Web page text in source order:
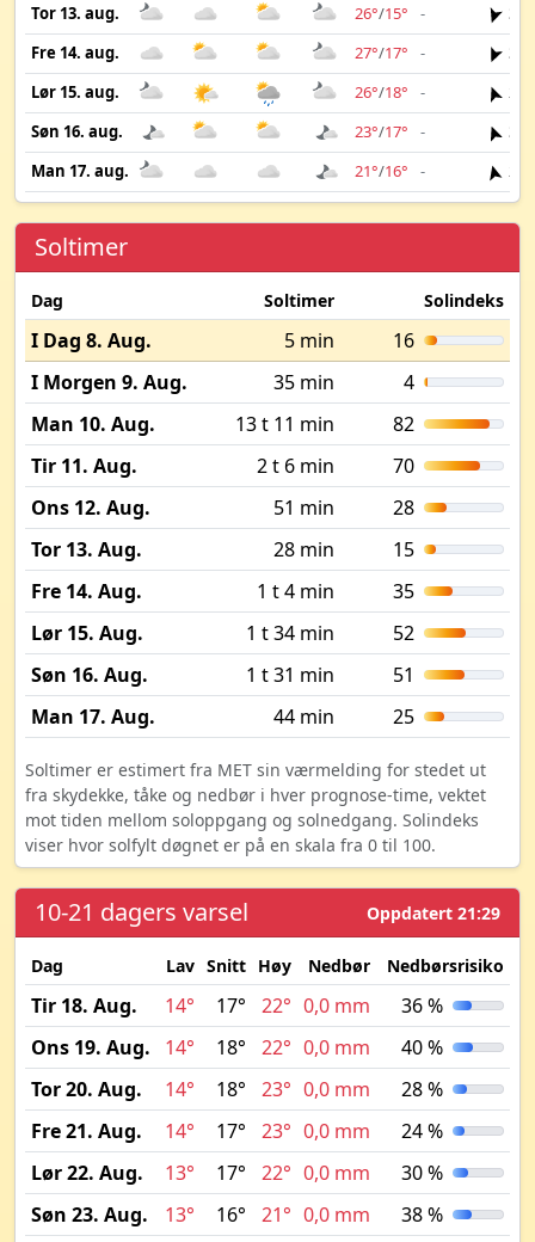
Tor 13. aug.
26°/15° -
3
Fre 14. aug.
27°/17° -
3
Lør 15. aug.
26°/18° -
2
Søn 16. aug.
23°/17° -
3
Man 17. aug.
21°/16° - 2
Soltimer
Dag Soltimer Solindeks
I Dag 8. Aug. 5 min
16
I Morgen 9. Aug.
35 min
4
Man 10. Aug.
13 t 11 min
82
Tir 11. Aug.
2 t 6 min
70
Ons 12. Aug.
51 min
28
Tor 13. Aug.
28 min
15
Fre 14. Aug.
1 t 4 min
35
Lør 15. Aug.
1 t 34 min
52
Søn 16. Aug.
1 t 31 min
51
Man 17. Aug.
44 min 25
Soltimer er estimert fra MET sin værmelding for stedet ut
fra skydekke, tåke og nedbør i hver prognose-time, vektet
mot tiden mellom soloppgang og solnedgang. Solindeks
viser hvor solfylt døgnet er på en skala fra 0 til 100.
10-21 dagers varsel Oppdatert 21:29
Dag Lav Snitt Høy Nedbør Nedbørsrisiko
Tir 18. Aug. 14° 17° 22° 0,0 mm
36 %
Ons 19. Aug.
14° 18° 22° 0,0 mm
40 %
Tor 20. Aug.
14° 18° 23° 0,0 mm
28 %
Fre 21. Aug.
14° 17° 23° 0,0 mm
24 %
Lør 22. Aug.
13° 17° 22° 0,0 mm
30 %
Søn 23. Aug.
13° 16° 21° 0,0 mm 38 %